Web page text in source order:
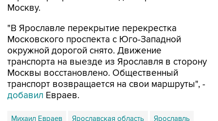
Москву.
"В Ярославле перекрытие перекрестка
Московского проспекта с Юго-Западной
окружной дорогой снято. Движение
транспорта на выезде из Ярославля в сторону
Москвы восстановлено. Общественный
транспорт возвращается на свои маршруты", -
добавил Евраев.
Михаил Евраев Ярославская область Ярославль